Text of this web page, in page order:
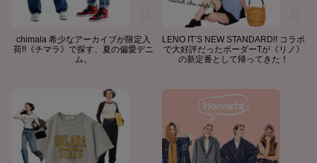
chimala 希少なアーカイブが限定入
荷!!《チマラ》で探す、夏の偏愛デニ
ム。
LENO IT’S NEW STANDARD!! コラボ
で大好評だったボーダーTが《リノ》
の新定番として帰ってきた！